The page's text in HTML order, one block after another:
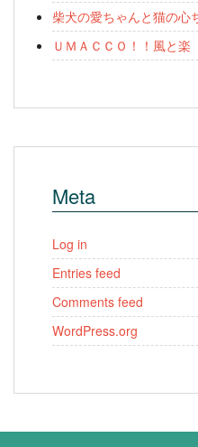
柴犬の愛ちゃんと猫の心
ＵＭＡＣＣＯ！！風と楽
Meta
Log in
Entries feed
Comments feed
WordPress.org